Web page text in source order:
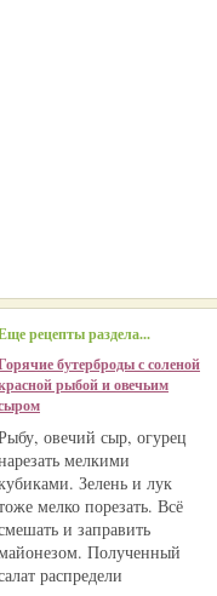
рецепты раздела...
бутерброды с соленой
рыбой и овечьим
овечий сыр, огурец
мелкими
Зелень и лук
мелко порезать. Всё
и заправить
Полученный
распредели